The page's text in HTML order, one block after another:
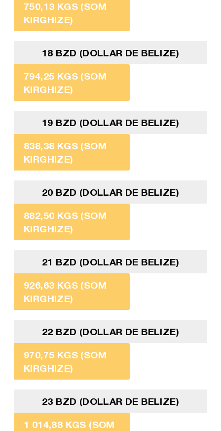
750,13 KGS (SOM
KIRGHIZE)
18 BZD (DOLLAR DE BELIZE)
794,25 KGS (SOM
KIRGHIZE)
19 BZD (DOLLAR DE BELIZE)
838,38 KGS (SOM
KIRGHIZE)
20 BZD (DOLLAR DE BELIZE)
882,50 KGS (SOM
KIRGHIZE)
21 BZD (DOLLAR DE BELIZE)
926,63 KGS (SOM
KIRGHIZE)
22 BZD (DOLLAR DE BELIZE)
970,75 KGS (SOM
KIRGHIZE)
23 BZD (DOLLAR DE BELIZE)
1 014,88 KGS (SOM